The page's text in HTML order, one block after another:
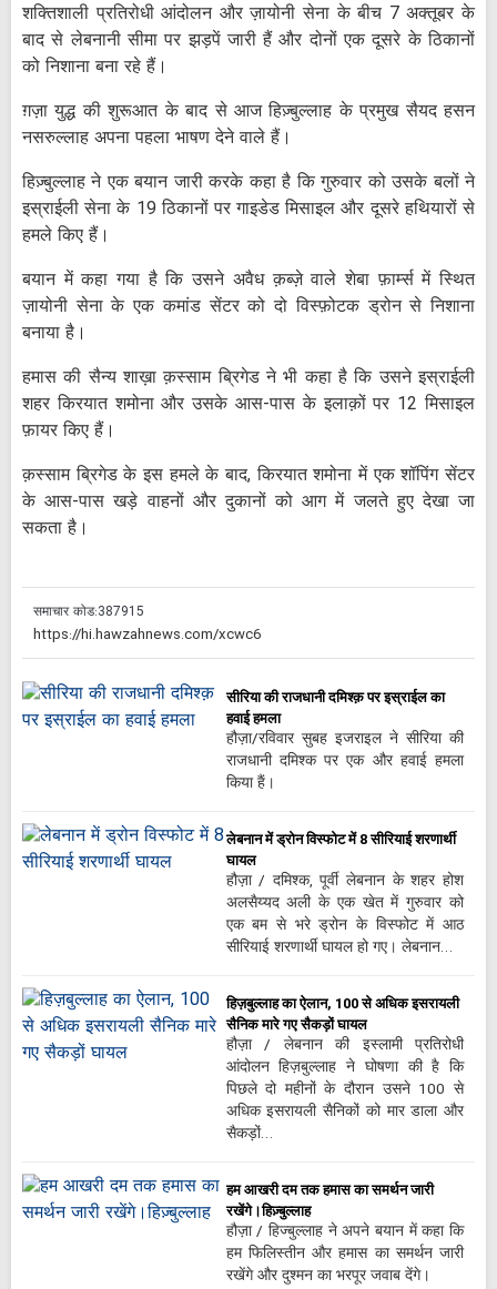
शक्तिशाली प्रतिरोधी आंदोलन और ज़ायोनी सेना के बीच 7 अक्तूबर के
बाद से लेबनानी सीमा पर झड़पें जारी हैं और दोनों एक दूसरे के ठिकानों
को निशाना बना रहे हैं।
ग़ज़ा युद्ध की शुरूआत के बाद से आज हिज़्बुल्लाह के प्रमुख सैयद हसन
नसरुल्लाह अपना पहला भाषण देने वाले हैं।
हिज़्बुल्लाह ने एक बयान जारी करके कहा है कि गुरुवार को उसके बलों ने
इस्राईली सेना के 19 ठिकानों पर गाइडेड मिसाइल और दूसरे हथियारों से
हमले किए हैं।
बयान में कहा गया है कि उसने अवैध क़ब्ज़े वाले शेबा फ़ार्म्स में स्थित
ज़ायोनी सेना के एक कमांड सेंटर को दो विस्फ़ोटक ड्रोन से निशाना
बनाया है।
हमास की सैन्य शाख़ा क़स्साम ब्रिगेड ने भी कहा है कि उसने इस्राईली
शहर किरयात शमोना और उसके आस-पास के इलाक़ों पर 12 मिसाइल
फ़ायर किए हैं।
क़स्साम ब्रिगेड के इस हमले के बाद, किरयात शमोना में एक शॉपिंग सेंटर
के आस-पास खड़े वाहनों और दुकानों को आग में जलते हुए देखा जा
सकता है।
समाचार कोड:387915
सीरिया की राजधानी दमिश्क़ पर इस्राईल का
हवाई हमला
हौज़ा/रविवार सुबह इजराइल ने सीरिया की
राजधानी दमिश्क पर एक और हवाई हमला
किया हैं।
लेबनान में ड्रोन विस्फोट में 8 सीरियाई शरणार्थी
घायल
हौज़ा / दमिश्क, पूर्वी लेबनान के शहर होश
अलसैय्यद अली के एक खेत में गुरुवार को
एक बम से भरे ड्रोन के विस्फोट में आठ
सीरियाई शरणार्थी घायल हो गए। लेबनान…
हिज़बुल्लाह का ऐलान, 100 से अधिक इसरायली
सैनिक मारे गए सैकड़ों घायल
हौज़ा / लेबनान की इस्लामी प्रतिरोधी
आंदोलन हिज़बुल्लाह ने घोषणा की है कि
पिछले दो महीनों के दौरान उसने 100 से
अधिक इसरायली सैनिकों को मार डाला और
सैकड़ों…
हम आखरी दम तक हमास का समर्थन जारी
रखेंगे।हिज़्बुल्लाह
हौज़ा / हिज्बुल्लाह ने अपने बयान में कहा कि
हम फिलिस्तीन और हमास का समर्थन जारी
रखेंगे और दुश्मन का भरपूर जवाब देंगे।